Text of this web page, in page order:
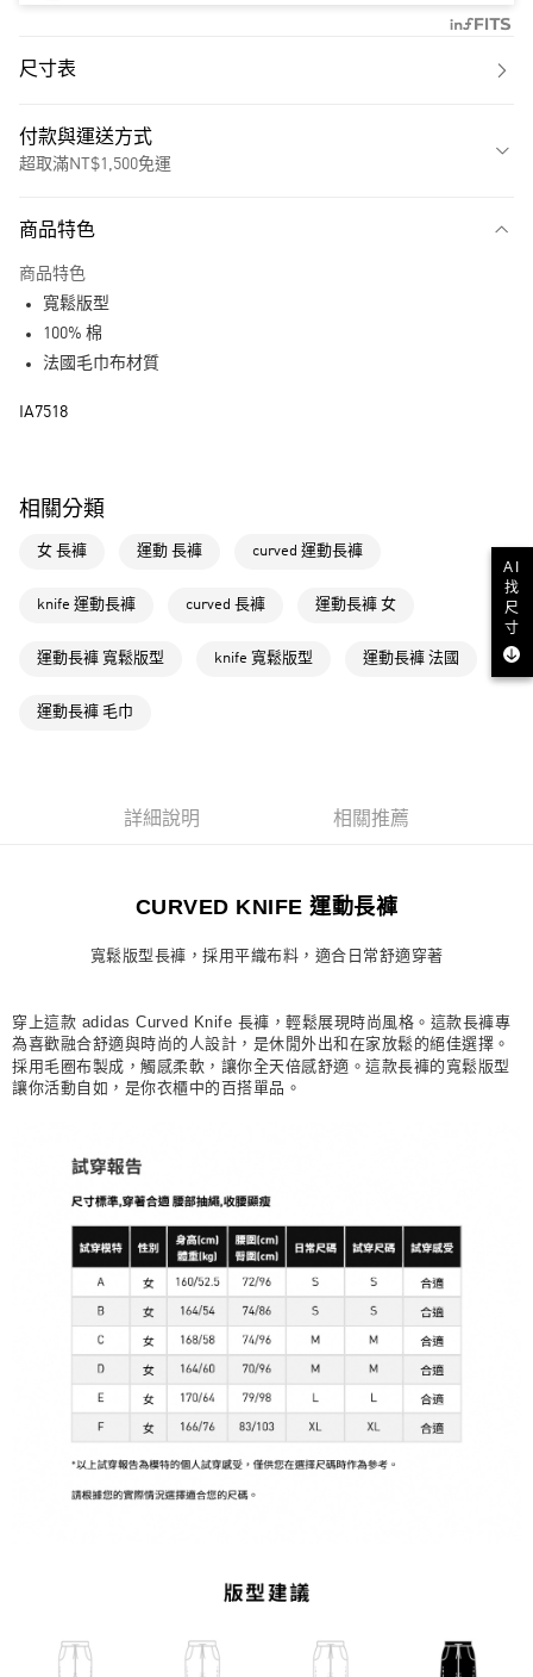
尺寸表
付款與運送方式
超取滿NT$1,500免運
LINE Pay
每筆NT$80，滿NT$1,500(含以上)免運費
付款後全家取貨
每筆NT$80，滿NT$1,500(含以上)免運費
付款後萊爾富取貨
每筆NT$80，滿NT$1,500(含以上)免運費
每筆NT$80，滿NT$1,500(含以上)免運費
付款後門市自取
每筆NT$80，滿NT$1,500(含以上)免運費
商品特色
商品特色
寬鬆版型
100% 棉
法國毛巾布材質
IA7518
相關分類
女 長褲 運動 長褲 curved 運動長褲
knife 運動長褲 curved 長褲 運動長褲 女
運動長褲 寬鬆版型 knife 寬鬆版型 運動長褲 法國
運動長褲 毛巾
詳細說明 相關推薦
CURVED KNIFE 運動長褲
寬鬆版型長褲，採用平織布料，適合日常舒適穿著
穿上這款 adidas Curved Knife 長褲，輕鬆展現時尚風格。這款長褲專
為喜歡融合舒適與時尚的人設計，是休閒外出和在家放鬆的絕佳選擇。
採用毛圈布製成，觸感柔軟，讓你全天倍感舒適。這款長褲的寬鬆版型
讓你活動自如，是你衣櫃中的百搭單品。
AI
找
尺
寸